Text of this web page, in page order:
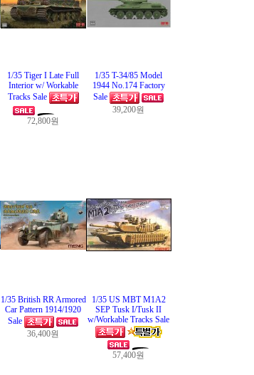
1/35 Tiger I Late Full
Interior w/ Workable
Tracks Sale
72,800원
1/35 T-34/85 Model
1944 No.174 Factory
Sale
39,200원
1/35 British RR Armored
Car Pattern 1914/1920
Sale
36,400원
1/35 US MBT M1A2
SEP Tusk I/Tusk II
w/Workable Tracks Sale
57,400원